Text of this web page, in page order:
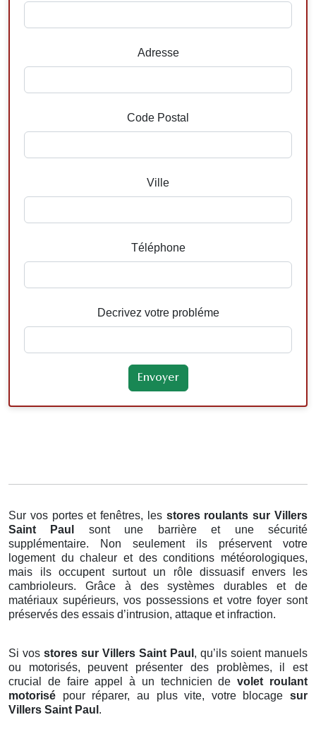
Adresse
Code Postal
Ville
Téléphone
Decrivez votre probléme
Sur vos portes et fenêtres, les stores roulants sur Villers
Saint Paul sont une barrière et une sécurité
supplémentaire. Non seulement ils préservent votre
logement du chaleur et des conditions météorologiques,
mais ils occupent surtout un rôle dissuasif envers les
cambrioleurs. Grâce à des systèmes durables et de
matériaux supérieurs, vos possessions et votre foyer sont
préservés des essais d’intrusion, attaque et infraction.
Si vos stores sur Villers Saint Paul , qu’ils soient manuels
ou motorisés, peuvent présenter des problèmes, il est
crucial de faire appel à un technicien devolet roulant
motorisé pour réparer, au plus vite, votre blocage sur
Villers Saint Paul .